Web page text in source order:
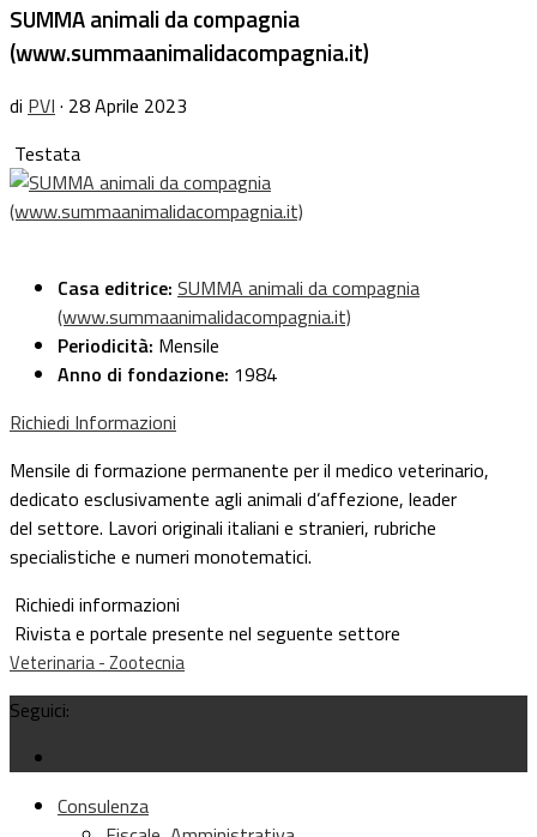
SUMMA animali da compagnia
(www.summaanimalidacompagnia.it)
di PVI · 28 Aprile 2023
Testata
Casa editrice: SUMMA animali da compagnia
(www.summaanimalidacompagnia.it)
Periodicità: Mensile
Anno di fondazione: 1984
Richiedi Informazioni
Mensile di formazione permanente per il medico veterinario,
dedicato esclusivamente agli animali d’affezione, leader
del settore. Lavori originali italiani e stranieri, rubriche
specialistiche e numeri monotematici.
Richiedi informazioni
Rivista e portale presente nel seguente settore
Veterinaria - Zootecnia
Seguici:
Consulenza